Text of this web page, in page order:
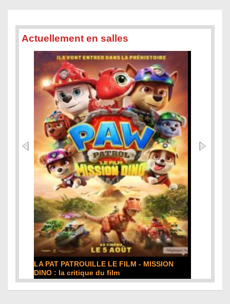
Actuellement en salles
LA PAT PATROUILLE LE FILM - MISSION
DINO : la critique du film